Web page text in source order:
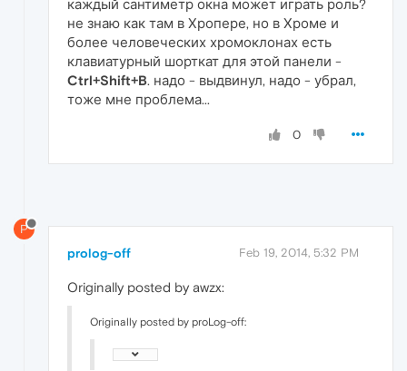
каждый сантиметр окна может играть роль?
не знаю как там в Хропере, но в Хроме и
более человеческих хромоклонах есть
клавиатурный шорткат для этой панели -
Ctrl+Shift+B. надо - выдвинул, надо - убрал,
тоже мне проблема...
0
P
prolog-off Feb 19, 2014, 5:32 PM
Originally posted by awzx:
Originally posted by proLog-off: